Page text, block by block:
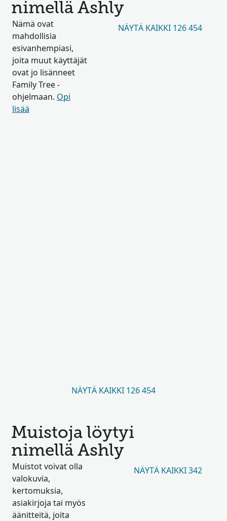
nimellä Ashly
Nämä ovat
mahdollisia
esivanhempiasi,
joita muut käyttäjät
ovat jo lisänneet
Family Tree -
ohjelmaan. Opi
lisää
NÄYTÄ KAIKKI 126 454
NÄYTÄ KAIKKI 126 454
Muistoja löytyi
nimellä Ashly
Muistot voivat olla
valokuvia,
kertomuksia,
asiakirjoja tai myös
äänitteitä, joita
NÄYTÄ KAIKKI 342